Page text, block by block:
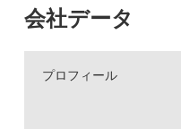
会社データ
プロフィール